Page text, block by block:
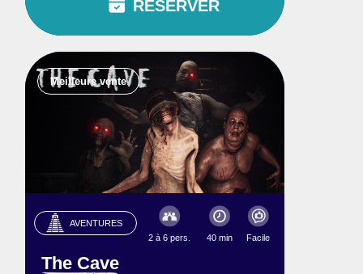
RÉSERVER
Meilleure vente
AVENTURES
2 à 6 pers.
40 min Facile
The Cave